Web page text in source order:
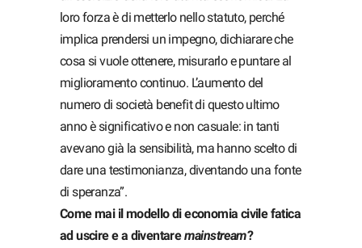
loro forza è di metterlo nello statuto, perché
implica prendersi un impegno, dichiarare che
cosa si vuole ottenere, misurarlo e puntare al
miglioramento continuo. L’aumento del
numero di società benefit di questo ultimo
anno è significativo e non casuale: in tanti
avevano già la sensibilità, ma hanno scelto di
dare una testimonianza, diventando una fonte
di speranza”.
Come mai il modello di economia civile fatica
ad uscire e a diventaremainstream?